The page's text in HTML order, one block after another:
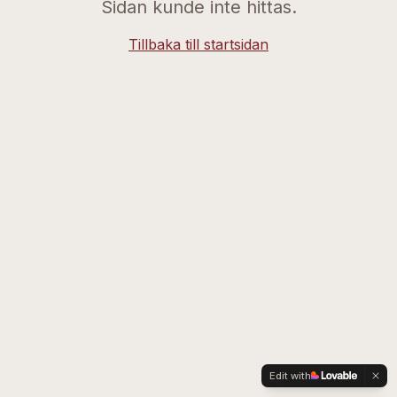
Sidan kunde inte hittas.
Tillbaka till startsidan
Edit with